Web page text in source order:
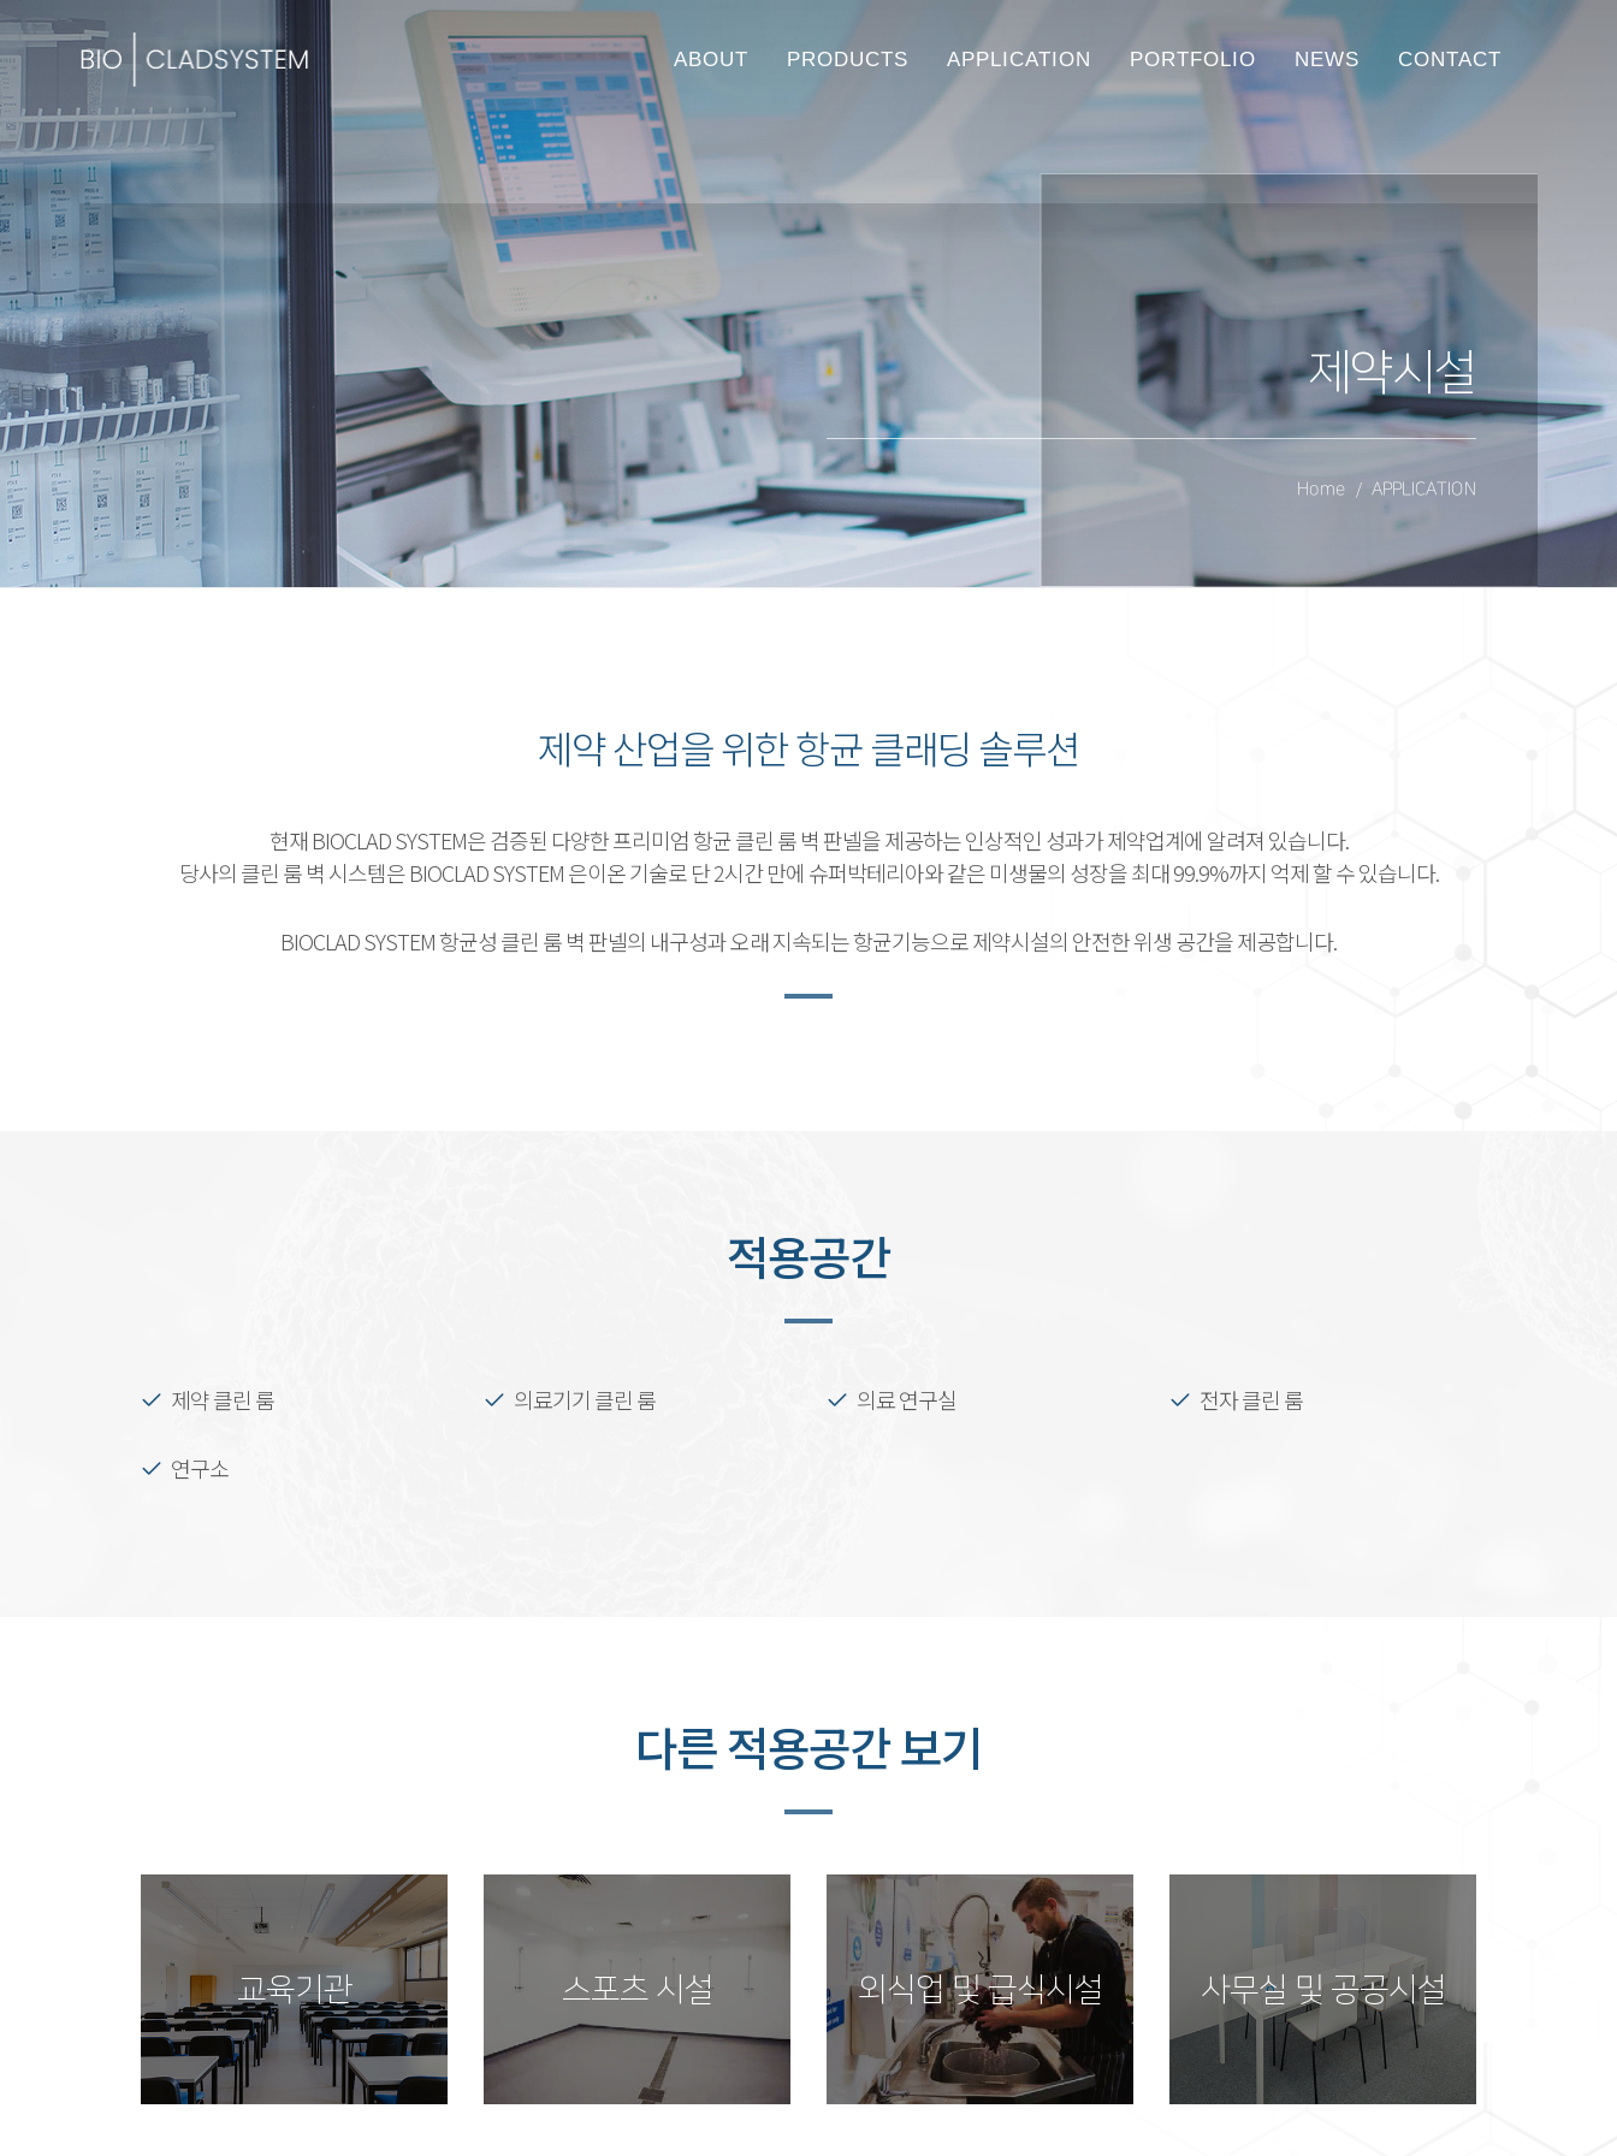
ABOUT PRODUCTS APPLICATION PORTFOLIO NEWS CONTACT
제약시설
Home APPLICATION
제약 산업을 위한 항균 클래딩 솔루션
현재 BIOCLAD SYSTEM은 검증된 다양한 프리미엄 항균 클린 룸 벽 판넬을 제공하는 인상적인 성과가 제약업계에 알려져 있습니다.
당사의 클린 룸 벽 시스템은 BIOCLAD SYSTEM 은이온 기술로 단 2시간 만에 슈퍼박테리아와 같은 미생물의 성장을 최대 99.9%까지 억제 할 수 있습니다.
BIOCLAD SYSTEM 항균성 클린 룸 벽 판넬의 내구성과 오래 지속되는 항균기능으로 제약시설의 안전한 위생 공간을 제공합니다.
적용공간
제약 클린 룸 의료기기 클린 룸 의료 연구실 전자 클린 룸
연구소
다른 적용공간 보기
스포츠 시설 외식업 및 급식시설 사무실 및 공공시설 동물관리시설